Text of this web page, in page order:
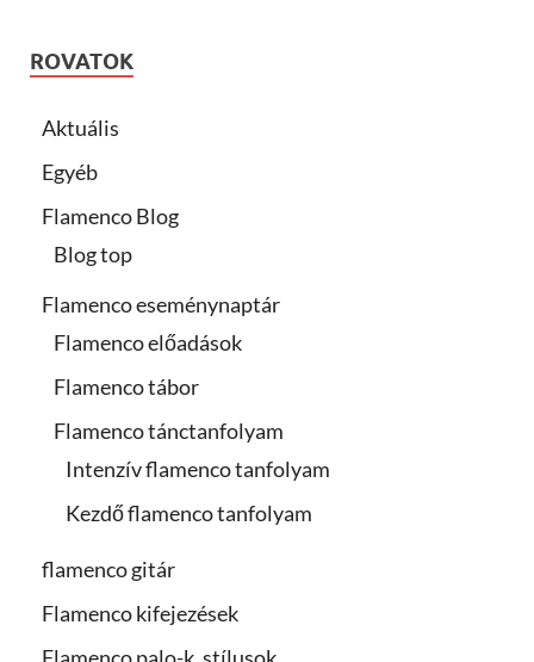
ROVATOK
Aktuális
Egyéb
Flamenco Blog
Blog top
Flamenco eseménynaptár
Flamenco előadások
Flamenco tábor
Flamenco tánctanfolyam
Intenzív flamenco tanfolyam
Kezdő flamenco tanfolyam
flamenco gitár
Flamenco kifejezések